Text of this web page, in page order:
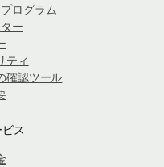
ログラム
ー
ティ
確認ツール
ス